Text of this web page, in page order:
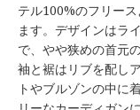
テル100%のフリー
ます。デザインはラ
で、やや狭めの首元
袖と裾はリブを配し
トやブルゾンの中に